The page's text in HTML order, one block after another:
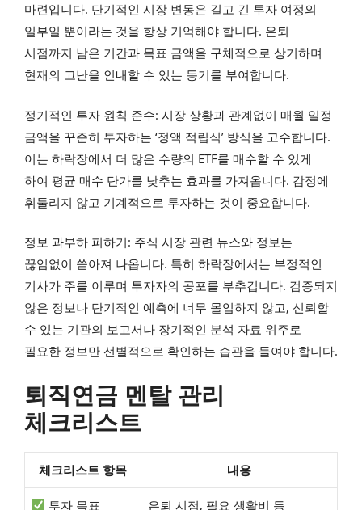
마련입니다. 단기적인 시장 변동은 길고 긴 투자 여정의
일부일 뿐이라는 것을 항상 기억해야 합니다. 은퇴
시점까지 남은 기간과 목표 금액을 구체적으로 상기하며
현재의 고난을 인내할 수 있는 동기를 부여합니다.
정기적인 투자 원칙 준수: 시장 상황과 관계없이 매월 일정
금액을 꾸준히 투자하는 ‘정액 적립식’ 방식을 고수합니다.
이는 하락장에서 더 많은 수량의 ETF를 매수할 수 있게
하여 평균 매수 단가를 낮추는 효과를 가져옵니다. 감정에
휘둘리지 않고 기계적으로 투자하는 것이 중요합니다.
정보 과부하 피하기: 주식 시장 관련 뉴스와 정보는
끊임없이 쏟아져 나옵니다. 특히 하락장에서는 부정적인
기사가 주를 이루며 투자자의 공포를 부추깁니다. 검증되지
않은 정보나 단기적인 예측에 너무 몰입하지 않고, 신뢰할
수 있는 기관의 보고서나 장기적인 분석 자료 위주로
필요한 정보만 선별적으로 확인하는 습관을 들여야 합니다.
퇴직연금 멘탈 관리
체크리스트
체크리스트 항목 내용
투자 목표
은퇴 시점, 필요 생활비 등